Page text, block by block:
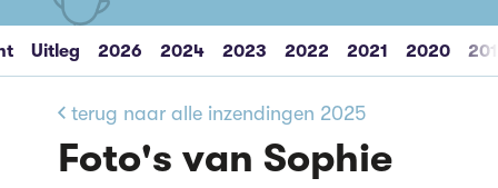
Uitleg 2026 2024 2023 2022 2021 2020
terug naar alle inzendingen 2025
Foto's van Sophie